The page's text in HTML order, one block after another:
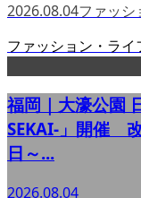
2026.08.04ファッシ
ファッション・ライ
福岡｜大濠公園
SEKAI-」開催
日～...
2026.08.04